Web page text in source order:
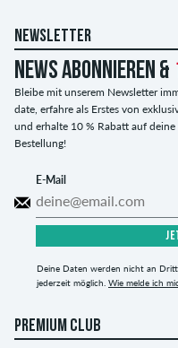
NEWSLETTER
News abonnieren &
Bleibe mit unserem Newsletter
date, erfahre als Erstes von
und erhalte 10 % Rabatt auf deine
Bestellung!
E-Mail
Deine Daten werden nicht an
jederzeit möglich. Wie melde ich
PREMIUM CLUB